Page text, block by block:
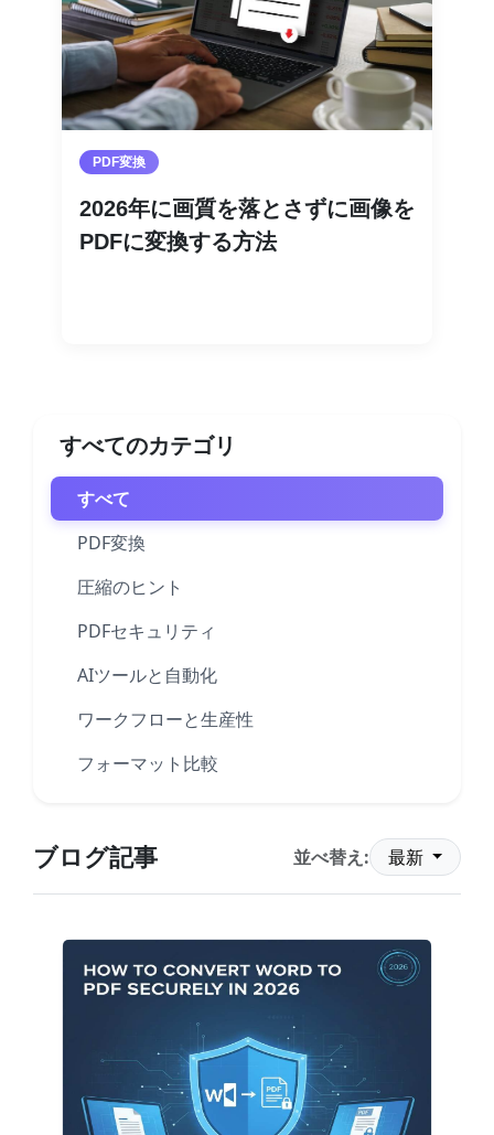
PDF変換
2026年に画質を落とさずに画像を
PDFに変換する方法
すべてのカテゴリ
すべて
PDF変換
圧縮のヒント
PDFセキュリティ
AIツールと自動化
ワークフローと生産性
フォーマット比較
ブログ記事 並べ替え: 最新